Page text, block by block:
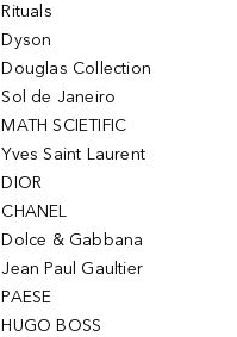
Rituals
Dyson
Douglas Collection
Sol de Janeiro
MATH SCIETIFIC
Yves Saint Laurent
DIOR
CHANEL
Dolce & Gabbana
Jean Paul Gaultier
PAESE
HUGO BOSS